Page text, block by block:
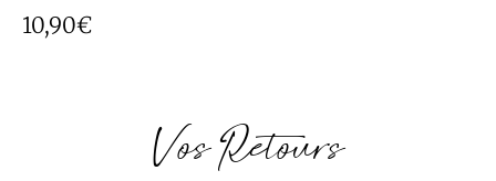
10,90€
Vos Retours